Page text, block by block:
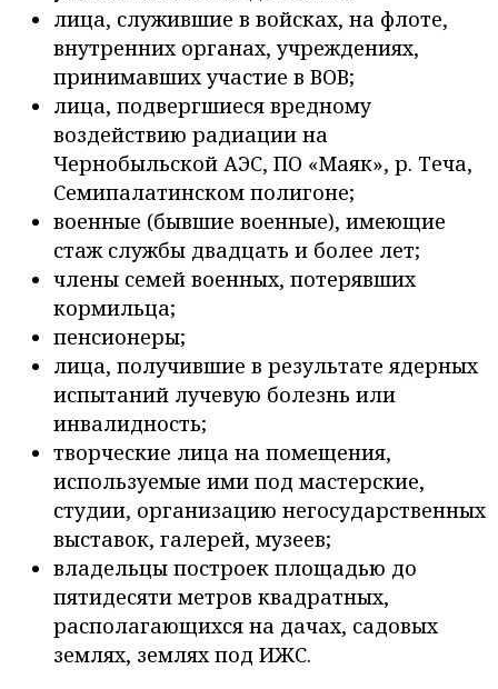
лица, служившие в войсках, на флоте,
внутренних органах, учреждениях,
принимавших участие в ВОВ;
лица, подвергшиеся вредному
воздействию радиации на
Чернобыльской АЭС, ПО «Маяк», р. Теча,
Семипалатинском полигоне;
военные (бывшие военные), имеющие
стаж службы двадцать и более лет;
члены семей военных, потерявших
кормильца;
пенсионеры;
лица, получившие в результате ядерных
испытаний лучевую болезнь или
инвалидность;
творческие лица на помещения,
используемые ими под мастерские,
студии, организацию негосударственных
выставок, галерей, музеев;
владельцы построек площадью до
пятидесяти метров квадратных,
располагающихся на дачах, садовых
землях, землях под ИЖС.